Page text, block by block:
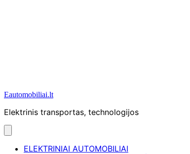
Eautomobiliai.lt
Elektrinis transportas, technologijos
ELEKTRINIAI AUTOMOBILIAI